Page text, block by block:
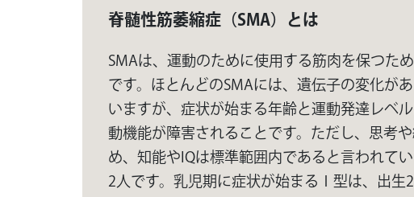
脊髄性筋萎縮症（SMA）とは
SMAは、運動のために使用する筋肉を保つた
です。ほとんどのSMAには、遺伝子の変化が
いますが、症状が始まる年齢と運動発達レベ
動機能が障害されることです。ただし、思考
め、知能やIQは標準範囲内であると言われて
2人です。乳児期に症状が始まるＩ型は、出生